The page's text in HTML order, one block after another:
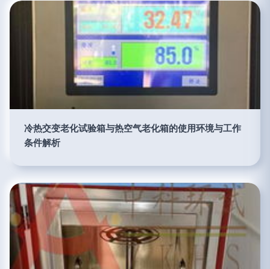
冷热交变老化试验箱与热空气老化箱的使用环境与工作
条件解析